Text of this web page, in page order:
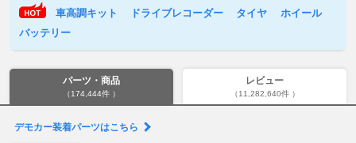
車高調キット ドライブレコーダー タイヤ
ホイール
バッテリー
パーツ・商品
（174,444件 ）
レビュー
（11,282,640件 ）
デモカー装着パーツはこちら